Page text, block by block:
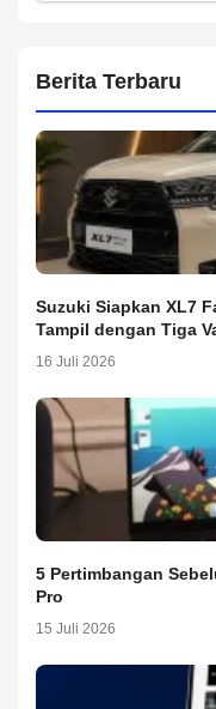
Berita Terbaru
Suzuki Siapkan XL7
Tampil dengan Tiga
16 Juli 2026
5 Pertimbangan
Pro
15 Juli 2026